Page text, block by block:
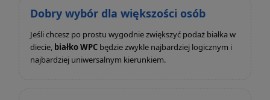
Dobry wybór dla większości osób
Jeśli chcesz po prostu wygodnie zwiększyć podaż białka w
diecie, białko WPC będzie zwykle najbardziej logicznym i
najbardziej uniwersalnym kierunkiem.